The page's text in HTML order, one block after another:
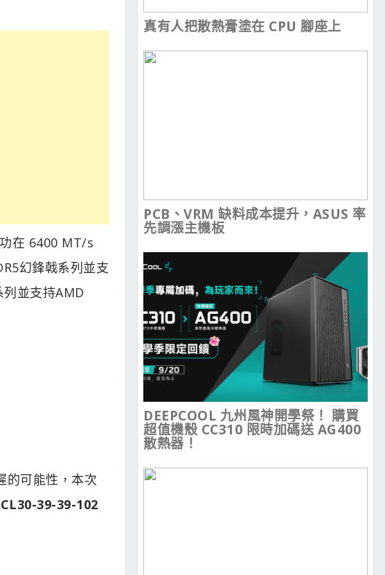
在 6400 MT/s
幻鋒戟系列並支
並支持AMD
的可能性，本次
39-39-102
真有人把散熱膏塗在 CPU 腳座上
PCB、VRM 缺料成本提升，ASUS 率
先調漲主機板
DEEPCOOL 九州風神開學祭！ 購買
超值機殼 CC310 限時加碼送 AG400
散熱器！